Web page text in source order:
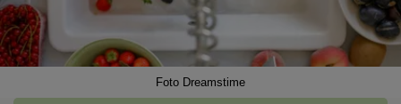
Foto Dreamstime